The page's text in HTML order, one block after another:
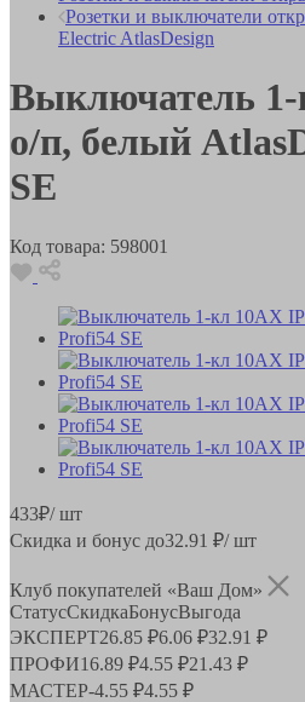
Розетки и выключатели
Electric AtlasDesign
Выключатель
о/п, белый
SE
Код товара: 598001
433₽/ шт
Скидка и бонус до32.91 ₽/ шт
Клуб покупателей «Ваш Дом»
СтатусСкидкаБонусВыгода
ЭКСПЕРТ26.85 ₽6.06 ₽32.91 ₽
ПРОФИ16.89 ₽4.55 ₽21.43 ₽
МАСТЕР-4.55 ₽4.55 ₽